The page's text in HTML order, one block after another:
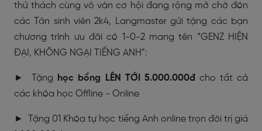
thử thách cùng vô vàn cơ hội đang rộng mở chờ đón
các Tân sinh viên 2k4, Langmaster gửi tặng các bạn
chương trình ưu đãi có 1-0-2 mang tên “GENZ HIỆN
ĐẠI, KHÔNG NGẠI TIẾNG ANH”:
► Tặng học bổng LÊN TỚI 5.000.000đcho tất cả
các khóa học Offline - Online
► Tặng 01 Khóa tự học tiếng Anh online trọn đời trị giá